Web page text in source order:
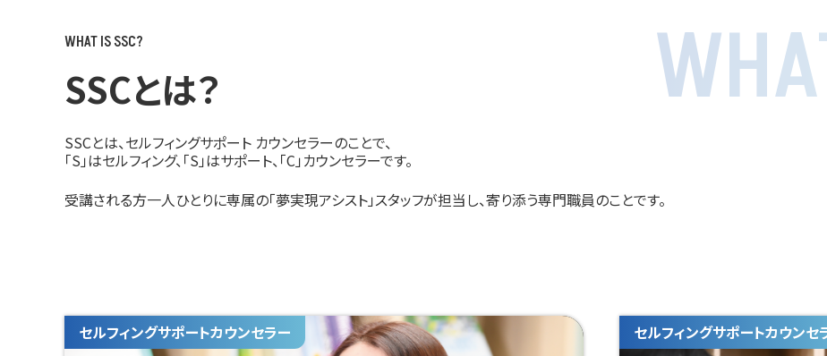
WHAT IS SSC?
SSCとは？
SSCとは、セルフィングサポート カウンセラーのことで、
「S」はセルフィング、「S」はサポート、「C」カウンセラーです。
受講される方一人ひとりに専属の「夢実現アシスト」スタッフが担当し、寄り添う専門職員のことです。
セルフィングサポートカウンセラー セルフィングサポートカウンセ